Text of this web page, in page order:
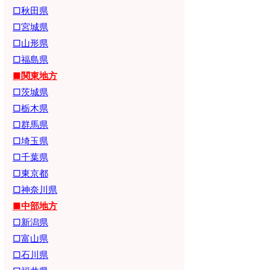
□秋田県
□宮城県
□山形県
□福島県
■関東地方
□茨城県
□栃木県
□群馬県
□埼玉県
□千葉県
□東京都
□神奈川県
■中部地方
□新潟県
□富山県
□石川県